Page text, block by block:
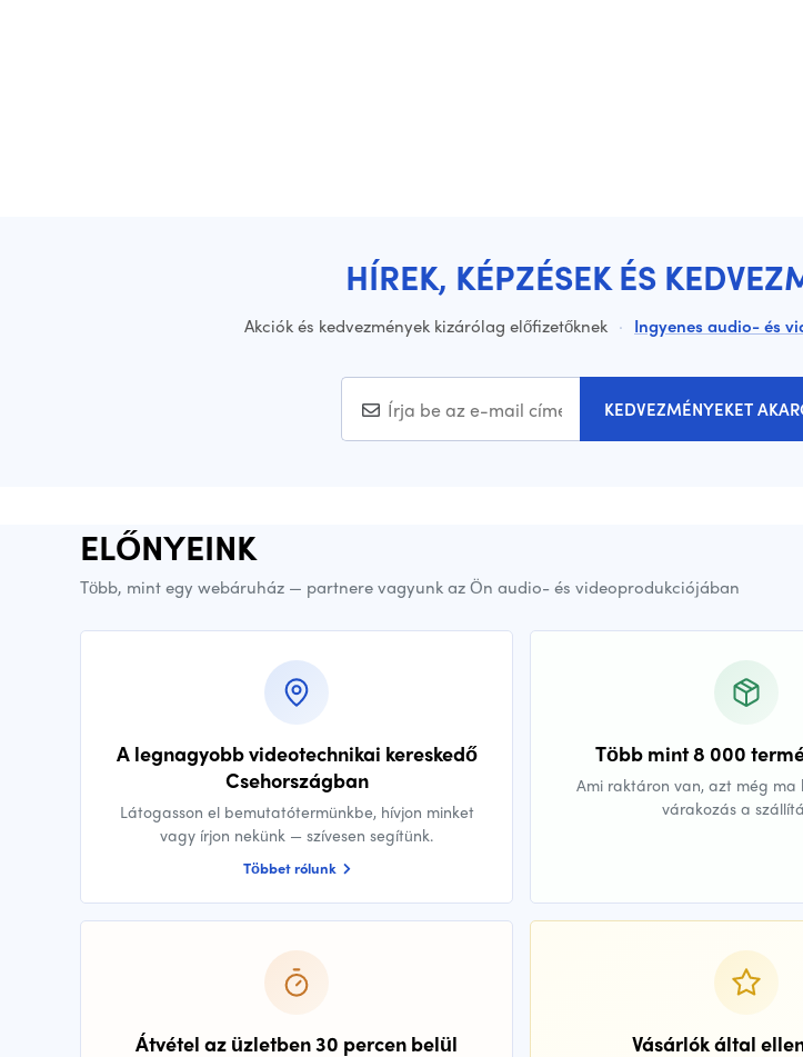
HÍREK, KÉPZÉSEK ÉS
Akciók és kedvezmények kizárólag előfizetőknek · Ingyenes audio- és
KEDVEZMÉNYEKET
ELŐNYEINK
Több, mint egy webáruház — partnere vagyunk az Ön audio- és videoprodukciójában
A legnagyobb videotechnikai kereskedő
Csehországban
Látogasson el bemutatótermünkbe, hívjon minket
vagy írjon nekünk — szívesen segítünk.
Többet rólunk
Több mint 8 000
Ami raktáron van, azt még ma
várakozás a
Átvétel az üzletben 30 percen belül Vásárlók által